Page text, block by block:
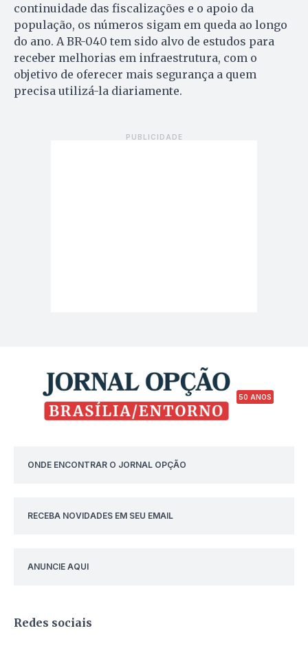
continuidade das fiscalizações e o apoio da
população, os números sigam em queda ao longo
do ano. A BR-040 tem sido alvo de estudos para
receber melhorias em infraestrutura, com o
objetivo de oferecer mais segurança a quem
precisa utilizá-la diariamente.
50 ANOS
ONDE ENCONTRAR O JORNAL OPÇÃO
RECEBA NOVIDADES EM SEU EMAIL
ANUNCIE AQUI
Redes sociais